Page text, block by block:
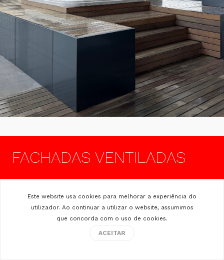
FACHADAS VENTILADAS
ENCERRADOS PARA FÉRIAS
DE VERÃO DE 17 A 31
AGOSTO BOAS FÉRIAS !
Este website usa cookies para melhorar a experiência do
utilizador. Ao continuar a utilizar o website, assumimos
que concorda com o uso de cookies.
ACEITAR